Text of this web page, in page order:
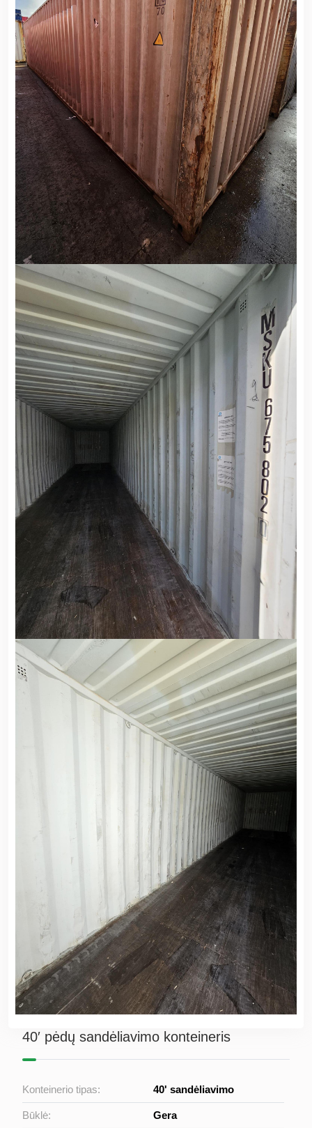
40′ pėdų sandėliavimo konteineris
Konteinerio tipas: 40' sandėliavimo
Būklė: Gera